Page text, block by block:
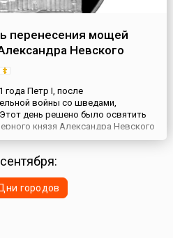
перенесения мощей
Невского
года Петр I, после
войны со шведами,
день решено было освятить
князя Александра Невского
столицу, Петербург,
были привезены в
городов